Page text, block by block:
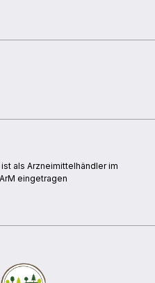
als Arzneimittelhändler im
eingetragen